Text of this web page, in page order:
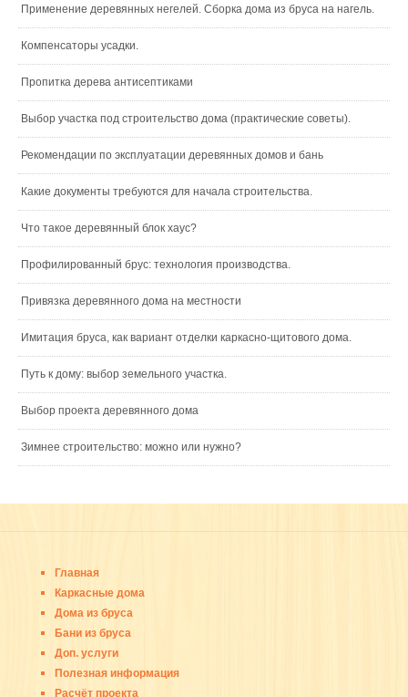
Применение деревянных негелей. Сборка дома из бруса на нагель.
Компенсаторы усадки.
Пропитка дерева антисептиками
Выбор участка под строительство дома (практические советы).
Рекомендации по эксплуатации деревянных домов и бань
Какие документы требуются для начала строительства.
Что такое деревянный блок хаус?
Профилированный брус: технология производства.
Привязка деревянного дома на местности
Имитация бруса, как вариант отделки каркасно-щитового дома.
Путь к дому: выбор земельного участка.
Выбор проекта деревянного дома
Зимнее строительство: можно или нужно?
Главная
Каркасные дома
Дома из бруса
Бани из бруса
Доп. услуги
Полезная информация
Расчёт проекта